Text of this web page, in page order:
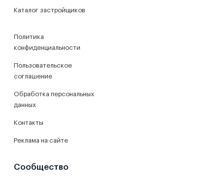
Каталог застройщиков
Политика
конфиденциальности
Пользовательское
соглашение
Обработка персональных
данных
Контакты
Реклама на сайте
Сообщество